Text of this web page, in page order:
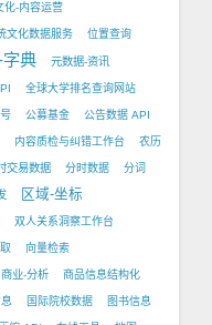
化-内容运营
文化数据服务 位置查询
字典 元数据-资讯
全球大学排名查询网站
公募基金 公告数据 API
内容质检与纠错工作台 农历
交易数据 分时数据 分词
区域-坐标
双人关系洞察工作台
向量检索
商业-分析 商品信息结构化
国际院校数据 图书信息